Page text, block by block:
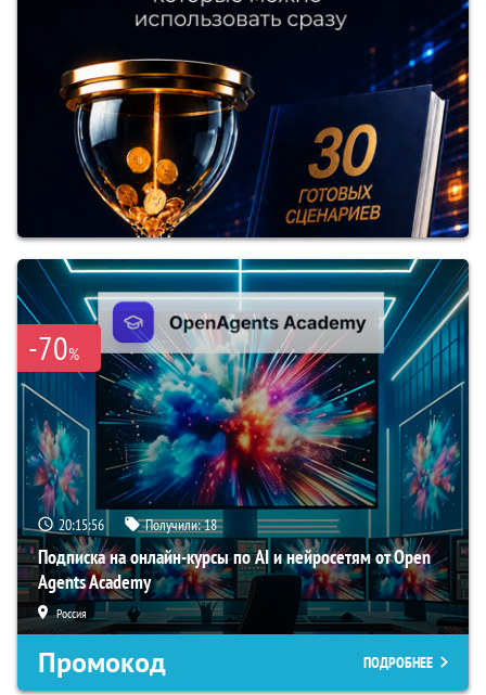
-70%
20:15:56 Получили:18
Подписка на онлайн-курсы по AI и нейросетям от Open
Agents Academy
Россия
Промокод ПОДРОБНЕЕ